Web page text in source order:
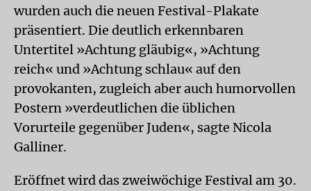
wurden auch die neuen Festival-Plakate
präsentiert. Die deutlich erkennbaren
Untertitel »Achtung gläubig«, »Achtung
reich« und »Achtung schlau« auf den
provokanten, zugleich aber auch humorvollen
Postern »verdeutlichen die üblichen
Vorurteile gegenüber Juden«, sagte Nicola
Galliner.
Eröffnet wird das zweiwöchige Festival am 30.